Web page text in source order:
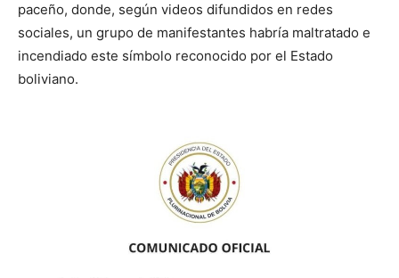
paceño, donde, según videos difundidos en redes
sociales, un grupo de manifestantes habría maltratado e
incendiado este símbolo reconocido por el Estado
boliviano.